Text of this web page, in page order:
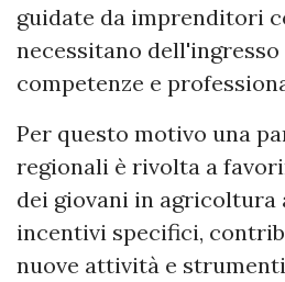
guidate da imprenditori
necessitano dell'ingresso
competenze e
Per questo motivo una
regionali è rivolta a
dei giovani in agricoltura
incentivi specifici,
nuove attività e